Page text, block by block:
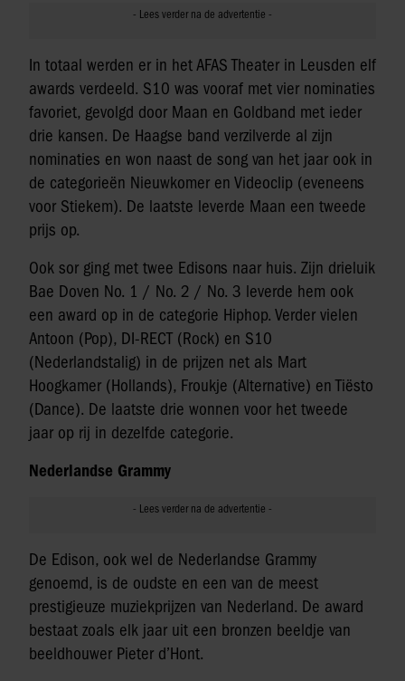
In totaal werden er in het AFAS Theater in Leusden elf
awards verdeeld. S10 was vooraf met vier nominaties
favoriet, gevolgd door Maan en Goldband met ieder
drie kansen. De Haagse band verzilverde al zijn
nominaties en won naast de song van het jaar ook in
de categorieën Nieuwkomer en Videoclip (eveneens
voor Stiekem). De laatste leverde Maan een tweede
prijs op.
Ook sor ging met twee Edisons naar huis. Zijn drieluik
Bae Doven No. 1 / No. 2 / No. 3 leverde hem ook
een award op in de categorie Hiphop. Verder vielen
Antoon (Pop), DI-RECT (Rock) en S10
(Nederlandstalig) in de prijzen net als Mart
Hoogkamer (Hollands), Froukje (Alternative) en Tiësto
(Dance). De laatste drie wonnen voor het tweede
jaar op rij in dezelfde categorie.
Nederlandse Grammy
De Edison, ook wel de Nederlandse Grammy
genoemd, is de oudste en een van de meest
prestigieuze muziekprijzen van Nederland. De award
bestaat zoals elk jaar uit een bronzen beeldje van
beeldhouwer Pieter d’Hont.